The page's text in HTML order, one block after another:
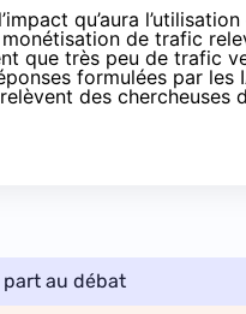
qu’aura
de trafic
que très peu de trafic
formulées par
des chercheuses
au débat